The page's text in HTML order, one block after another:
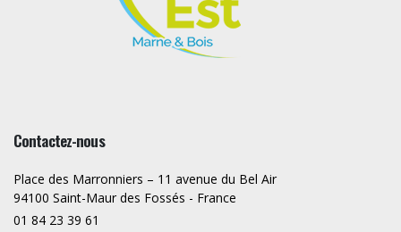
Contactez-nous
Place des Marronniers – 11 avenue du Bel Air
94100 Saint-Maur des Fossés - France
01 84 23 39 61